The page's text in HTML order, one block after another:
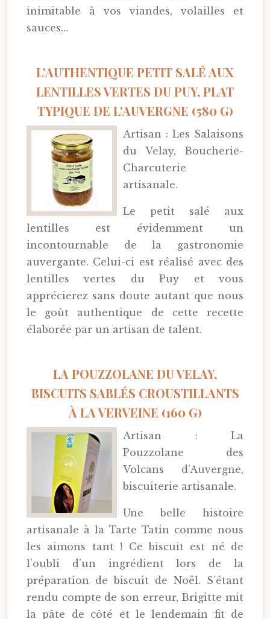
inimitable à vos viandes, volailles et
sauces…
L'AUTHENTIQUE PETIT SALÉ AUX
LENTILLES VERTES DU PUY, PLAT
TYPIQUE DE L'AUVERGNE (580 G)
Artisan : Les Salaisons
du Velay, Boucherie-
Charcuterie
artisanale.
Le petit salé aux
lentilles est évidemment un
incontournable de la gastronomie
auvergante. Celui-ci est réalisé avec des
lentilles vertes du Puy et vous
apprécierez sans doute autant que nous
le goût authentique de cette recette
élaborée par un artisan de talent.
LA POUZZOLANE DU VELAY,
BISCUITS SABLÉS CROUSTILLANTS
À LA VERVEINE (160 G)
Artisan : La
Pouzzolane des
Volcans d'Auvergne,
biscuiterie artisanale.
Une belle histoire
artisanale à la Tarte Tatin comme nous
les aimons tant ! Ce biscuit est né de
l’oubli d’un ingrédient lors de la
préparation de biscuit de Noël. S’étant
rendu compte de son erreur, Brigitte mit
la pâte de côté et le lendemain fit de